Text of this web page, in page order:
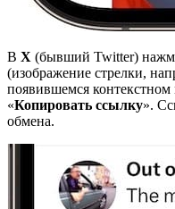
В X (бывший Twitter)
(изображение стрелки,
появившемся
«Копировать ссылку».
обмена.